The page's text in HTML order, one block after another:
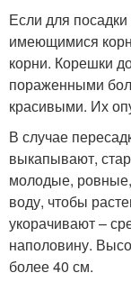
Если для
имеющимися
корни. Корешки
пораженными
красивыми. Их
В случае
выкапывают,
молодые,
воду, чтобы
укорачивают –
наполовину.
более 40 см.